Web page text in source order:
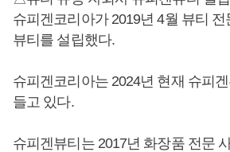
슈피겐코리아가 2019년 4월 뷰티
뷰티를 설립했다.
슈피겐코리아는 2024년 현재 슈피
들고 있다.
슈피겐뷰티는 2017년 화장품 전문